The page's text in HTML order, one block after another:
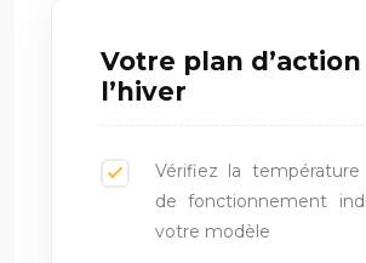
Votre plan
l’hiver
Vérifiez la température
de fonctionnement
votre modèle